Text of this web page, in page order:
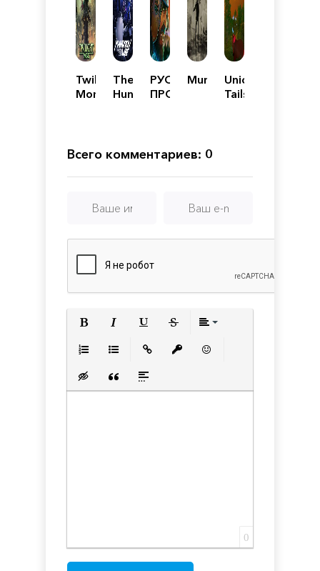
Twilight
Monk
The
Hundred
Academy
РУСЫ
ПРОТИВ
MundaunUnicorn
Tails
Всего комментариев: 0
Вставка скрытого текста
Вставка цитаты
Вставка спойлера
0